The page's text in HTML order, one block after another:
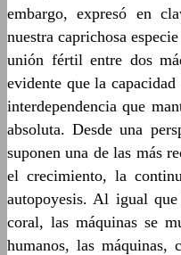
embargo, expresó en
nuestra caprichosa
unión fértil entre dos
evidente que la
interdependencia que
absoluta. Desde una
suponen una de las más
el crecimiento, la
autopoyesis. Al igual
coral, las máquinas se
humanos, las máquinas,